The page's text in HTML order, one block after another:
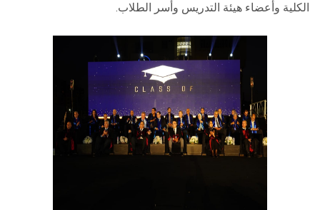
الكلية وأعضاء هيئة التدريس وأسر الطلاب.